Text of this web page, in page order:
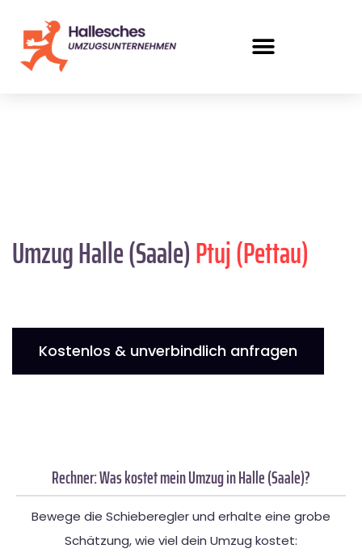
Umzug Halle (Saale)Ptuj (Pettau)
Kostenlos & unverbindlich anfragen
Rechner: Was kostet mein Umzug in Halle (Saale)?
Bewege die Schieberegler und erhalte eine grobe
Schätzung, wie viel dein Umzug kostet: